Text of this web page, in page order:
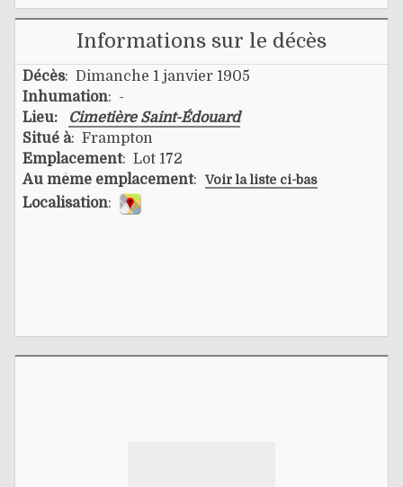
Informations sur le décès
Décès: Dimanche 1 janvier 1905
Inhumation: -
Lieu:
Cimetière Saint-Édouard
Situé à: Frampton
Emplacement: Lot 172
Au même emplacement: Voir la liste ci-bas
Localisation: